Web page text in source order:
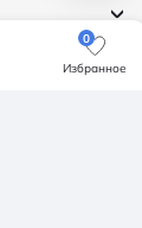
0
Избранное